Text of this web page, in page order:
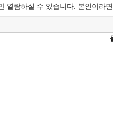
열람하실 수 있습니다. 본인이라